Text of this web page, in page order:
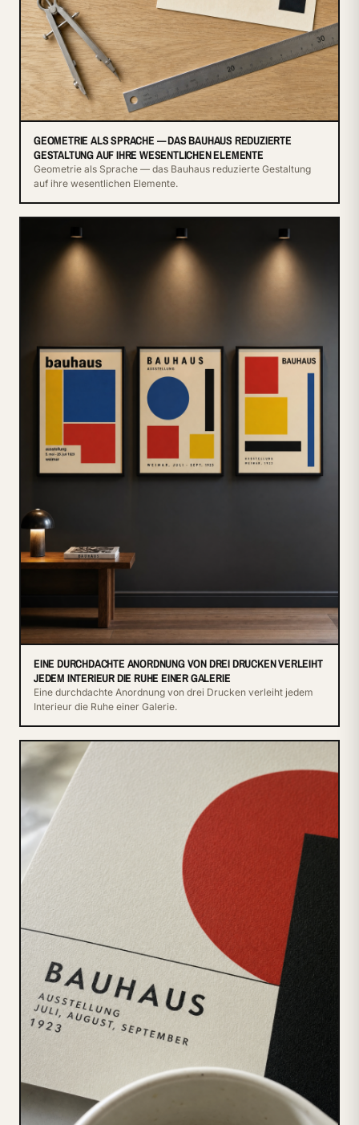
GEOMETRIE ALS SPRACHE — DAS BAUHAUS REDUZIERTE
GESTALTUNG AUF IHRE WESENTLICHEN ELEMENTE
Geometrie als Sprache — das Bauhaus reduzierte Gestaltung
auf ihre wesentlichen Elemente.
EINE DURCHDACHTE ANORDNUNG VON DREI DRUCKEN VERLEIHT
JEDEM INTERIEUR DIE RUHE EINER GALERIE
Eine durchdachte Anordnung von drei Drucken verleiht jedem
Interieur die Ruhe einer Galerie.